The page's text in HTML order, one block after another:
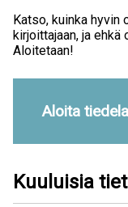
Katso, kuinka hyvin
kirjoittajaan, ja ehkä
Aloitetaan!
Aloita
Kuuluisia